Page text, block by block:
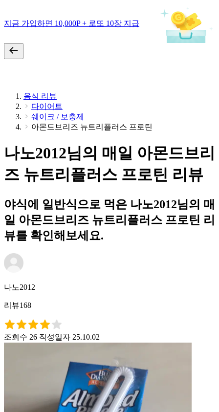
지금 가입하면 10,000P + 로또 10장 지급
음식 리뷰
다이어트
쉐이크 / 보충제
아몬드브리즈 뉴트리플러스 프로틴
나노2012님의 매일 아몬드브리
즈 뉴트리플러스 프로틴 리뷰
야식에 일반식으로 먹은 나노2012님의 매
일 아몬드브리즈 뉴트리플러스 프로틴 리
뷰를 확인해보세요.
나노2012
리뷰168
조회수 26 작성일자 25.10.02